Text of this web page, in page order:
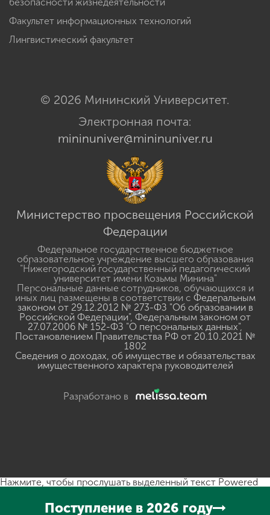
Факультет информационных технологий
Лингвистический факультет
© 2026 Мининский Университет.
Электронная почта:
mininuniver@mininuniver.ru
Министерство просвещения Российской
Федерации
Федеральное государственное бюджетное
образовательное учреждение высшего образования
"Нижегородский государственный педагогический
университет имени Козьмы Минина"
Персональные данные сотрудников, обучающихся и
иных лиц размещены в соответствии с Федеральным
законом от 29.12.2012 № 273-ФЗ "Об образовании в
Российской Федерации", Федеральным законом от
27.07.2006 № 152-ФЗ "О персональных данных",
Постановлением Правительства РФ от 20.10.2021 №
1802
Сведения о доходах, об имуществе и обязательствах
имущественного характера руководителей
Разработано в
Поступление в 2026 году
Нажмите, чтобы прослушать выделенный текст Powered